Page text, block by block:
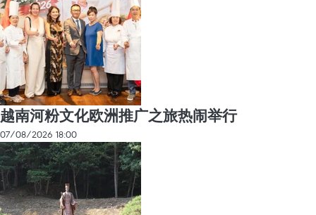
越南河粉文化欧洲推广之旅热闹举行
07/08/2026 18:00